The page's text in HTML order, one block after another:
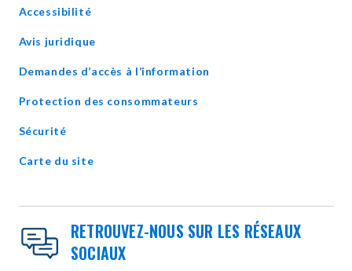
Accessibilité
Avis juridique
Demandes d’accès à l’information
Protection des consommateurs
Sécurité
Carte du site
RETROUVEZ-NOUS SUR LES RÉSEAUX
SOCIAUX